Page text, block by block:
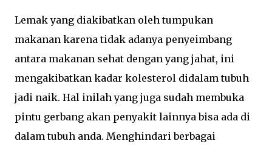
Lemak yang diakibatkan oleh tumpukan
makanan karena tidak adanya penyeimbang
antara makanan sehat dengan yang jahat, ini
mengakibatkan kadar kolesterol didalam tubuh
jadi naik. Hal inilah yang juga sudah membuka
pintu gerbang akan penyakit lainnya bisa ada di
dalam tubuh anda. Menghindari berbagai